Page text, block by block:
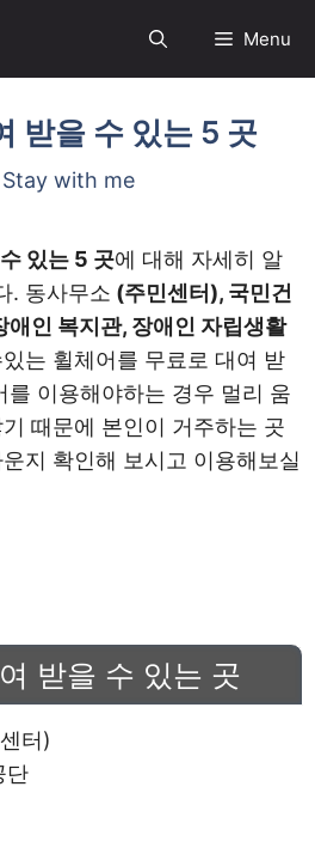
Menu
받을 수 있는 5 곳
Stay with me
있는 5 곳에 대해 자세히 알
. 동사무소 (주민센터), 국민건
애인 복지관, 장애인 자립생활
는 휠체어를 무료로 대여 받
를 이용해야하는 경우 멀리 움
때문에 본인이 거주하는 곳
지 확인해 보시고 이용해보실
받을 수 있는 곳
터)
단